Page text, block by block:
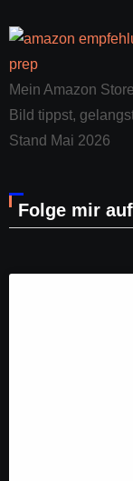
Mein Amazon
Bild tippst,
Stand Mai 2026
Folge mir